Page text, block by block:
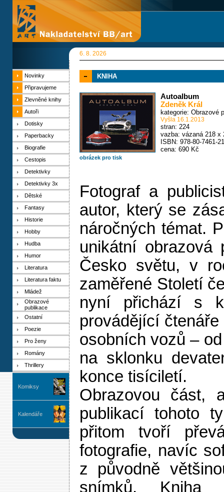
6. 8. 2026
Novinky
Připravujeme
Zlevněné knihy
Autoři
Dotisky
Paperbacky
Biografie
Cestopis
Detektivky
Detektivky 3x
Dětské
Fantasy
Historie
Hobby
Hudba
Humor
Literatura
Literatura faktu
Mládež
Obrazové
publikace
Ostatní
Poezie
Pro ženy
Romány
Thrillery
Komiksy
Kalendáře
KNIHA
obrázek pro tisk
Autoalbum
Zdeněk Král
kategorie: Obrazové
Vyšla 16.1.2013
stran: 224
vazba: vázaná 218 x
ISBN: 978-80-7461-
cena: 690 Kč
Fotograf a
autor, který se
náročných témat.
unikátní obrazová
Česko světu, v
zaměřené Století
nyní přichází s
provádějící
osobních vozů –
na sklonku
konce tisíciletí.
Obrazovou
publikací tohoto
přitom tvoří
fotografie, navíc
z původně
snímků. Kniha